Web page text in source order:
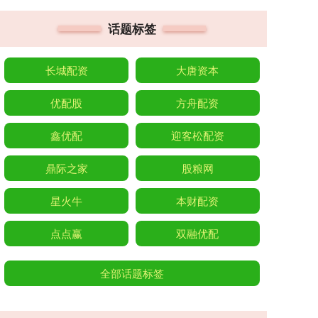
话题标签
长城配资 大唐资本
优配股 方舟配资
鑫优配 迎客松配资
鼎际之家 股粮网
星火牛 本财配资
点点赢 双融优配
全部话题标签